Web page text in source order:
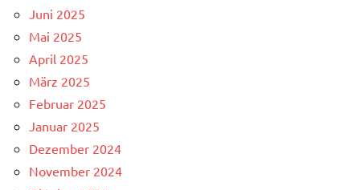
Juni 2025
Mai 2025
April 2025
März 2025
Februar 2025
Januar 2025
Dezember 2024
November 2024